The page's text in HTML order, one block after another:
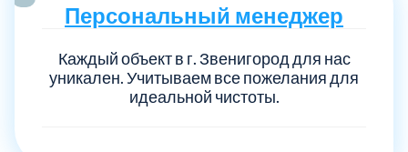
Персональный менеджер
Каждый объект в г. Звенигород для нас
уникален. Учитываем все пожелания для
идеальной чистоты.